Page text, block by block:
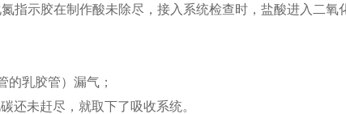
指示胶在制作酸未除尽，接入系统检查时，盐酸进入二氧
的乳胶管）漏气；
还未赶尽，就取下了吸收系统。